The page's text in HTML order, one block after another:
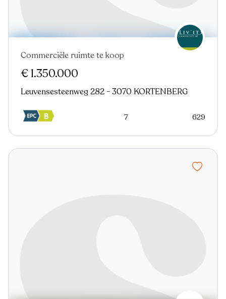
Nieuw
Commerciële ruimte te koop
€ 1.350.000
Leuvensesteenweg 282 - 3070 KORTENBERG
7 629